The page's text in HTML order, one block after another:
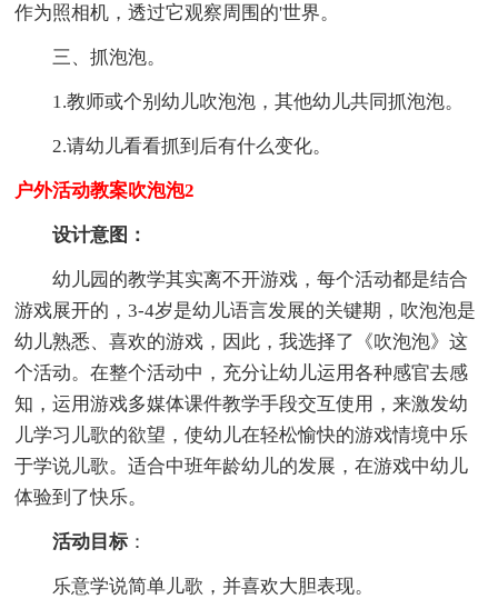
作为照相机，透过它观察周围的'世界。
三、抓泡泡。
1.教师或个别幼儿吹泡泡，其他幼儿共同抓泡泡。
2.请幼儿看看抓到后有什么变化。
户外活动教案吹泡泡2
设计意图：
幼儿园的教学其实离不开游戏，每个活动都是结合
游戏展开的，3-4岁是幼儿语言发展的关键期，吹泡泡是
幼儿熟悉、喜欢的游戏，因此，我选择了《吹泡泡》这
个活动。在整个活动中，充分让幼儿运用各种感官去感
知，运用游戏多媒体课件教学手段交互使用，来激发幼
儿学习儿歌的欲望，使幼儿在轻松愉快的游戏情境中乐
于学说儿歌。适合中班年龄幼儿的发展，在游戏中幼儿
体验到了快乐。
活动目标 ：
乐意学说简单儿歌，并喜欢大胆表现。